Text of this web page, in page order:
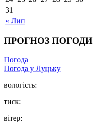
« Лип
31
ПРОГНОЗ ПОГОДИ
Погода
Погода у Луцьку
вологість:
тиск:
вітер: